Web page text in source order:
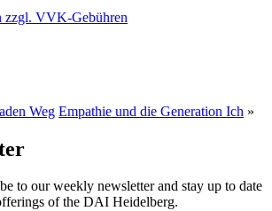
zzgl. VVK-Gebühren
Weg Empathie und die Generation Ich »
to our weekly newsletter and stay up to date
of the DAI Heidelberg.